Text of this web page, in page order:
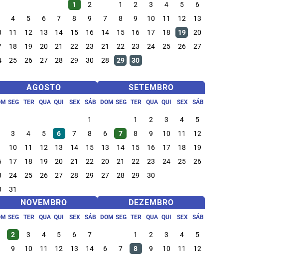
1
2
4 5 6 7 8
9
11 12 13 14 15
16
18 19 20 21 22
23
25 26 27 28 29
30
1 2 3 4 5
6
7
8 9 10 11 12
13
14
15 16 17 18 19
20
21
22 23 24 25 26
27
28
29 30
AGOSTO
SEG TER QUA QUI SEX SÁB
1
3 4 5 6 7
8
10 11 12 13 14
15
17 18 19 20 21
22
24 25 26 27 28
29
31
SETEMBRO
DOM SEG TER QUA QUI SEX SÁB
1 2 3 4
5
6
7 8 9 10 11
12
13
14 15 16 17 18
19
20
21 22 23 24 25
26
27
28 29 30
NOVEMBRO
SEG TER QUA QUI SEX SÁB
2 3 4 5 6
7
9 10 11 12 13
14
DEZEMBRO
DOM SEG TER QUA QUI SEX SÁB
1 2 3 4
5
6
7 8 9 10 11
12